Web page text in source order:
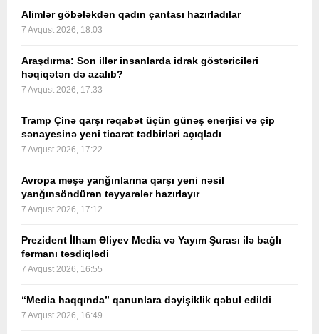
Alimlər göbələkdən qadın çantası hazırladılar
7 Avqust 2026, 18:03
Araşdırma: Son illər insanlarda idrak göstəriciləri
həqiqətən də azalıb?
7 Avqust 2026, 17:33
Tramp Çinə qarşı rəqabət üçün günəş enerjisi və çip
sənayesinə yeni ticarət tədbirləri açıqladı
7 Avqust 2026, 17:22
Avropa meşə yanğınlarına qarşı yeni nəsil
yanğınsöndürən təyyarələr hazırlayır
7 Avqust 2026, 17:12
Prezident İlham Əliyev Media və Yayım Şurası ilə bağlı
fərmanı təsdiqlədi
7 Avqust 2026, 16:55
“Media haqqında” qanunlara dəyişiklik qəbul edildi
7 Avqust 2026, 16:49